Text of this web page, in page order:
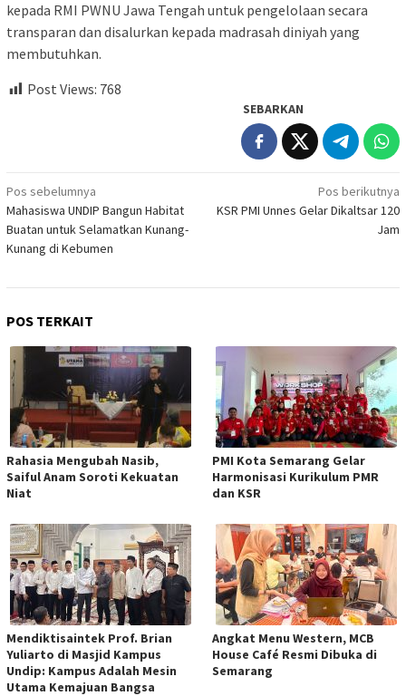
kepada RMI PWNU Jawa Tengah untuk pengelolaan secara
transparan dan disalurkan kepada madrasah diniyah yang
membutuhkan.
Post Views: 768
SEBARKAN
Navigasi
pos
Pos sebelumnya
Mahasiswa UNDIP Bangun Habitat
Buatan untuk Selamatkan Kunang-
Kunang di Kebumen
Pos berikutnya
KSR PMI Unnes Gelar Dikaltsar 120
Jam
POS TERKAIT
Rahasia Mengubah Nasib,
Saiful Anam Soroti Kekuatan
Niat
PMI Kota Semarang Gelar
Harmonisasi Kurikulum PMR
dan KSR
Mendiktisaintek Prof. Brian
Yuliarto di Masjid Kampus
Undip: Kampus Adalah Mesin
Utama Kemajuan Bangsa
Angkat Menu Western, MCB
House Café Resmi Dibuka di
Semarang